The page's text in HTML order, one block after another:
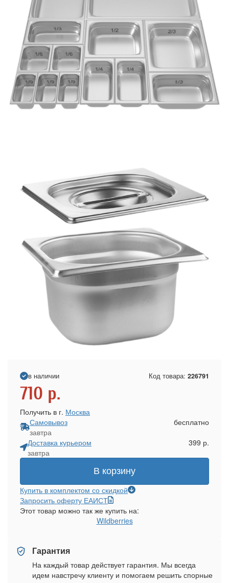
в наличии Код товара: 226791
710 р.
Получить в г. Москва
Самовывоз
завтра
бесплатно
Доставка курьером
завтра
399 р.
В корзину
Купить в комплектом со скидкой
Запросить оферту ЕАИСТ
Этот товар можно так же купить на:
Wildberries
Гарантия
На каждый товар действует гарантия. Мы всегда
идем навстречу клиенту и помогаем решить спорные